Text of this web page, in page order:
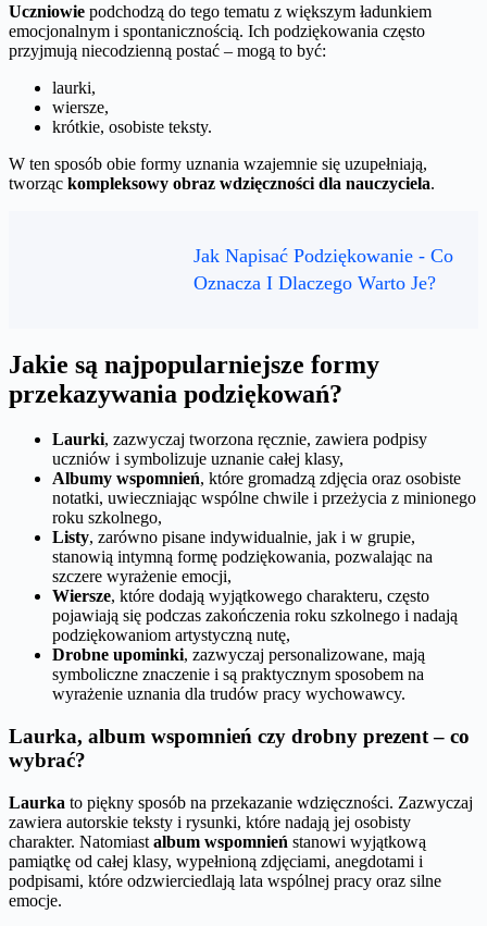
Uczniowie podchodzą do tego tematu z większym ładunkiem
emocjonalnym i spontanicznością. Ich podziękowania często
przyjmują niecodzienną postać – mogą to być:
laurki,
wiersze,
krótkie, osobiste teksty.
W ten sposób obie formy uznania wzajemnie się uzupełniają,
tworząc kompleksowy obraz wdzięczności dla nauczyciela.
Jak Napisać Podziękowanie - Co
Oznacza I Dlaczego Warto Je?
Jakie są najpopularniejsze formy
przekazywania podziękowań?
Laurki, zazwyczaj tworzona ręcznie, zawiera podpisy
uczniów i symbolizuje uznanie całej klasy,
Albumy wspomnień, które gromadzą zdjęcia oraz osobiste
notatki, uwieczniając wspólne chwile i przeżycia z minionego
roku szkolnego,
Listy, zarówno pisane indywidualnie, jak i w grupie,
stanowią intymną formę podziękowania, pozwalając na
szczere wyrażenie emocji,
Wiersze, które dodają wyjątkowego charakteru, często
pojawiają się podczas zakończenia roku szkolnego i nadają
podziękowaniom artystyczną nutę,
Drobne upominki, zazwyczaj personalizowane, mają
symboliczne znaczenie i są praktycznym sposobem na
wyrażenie uznania dla trudów pracy wychowawcy.
Laurka, album wspomnień czy drobny prezent – co
wybrać?
Laurka to piękny sposób na przekazanie wdzięczności. Zazwyczaj
zawiera autorskie teksty i rysunki, które nadają jej osobisty
charakter. Natomiast album wspomnień stanowi wyjątkową
pamiątkę od całej klasy, wypełnioną zdjęciami, anegdotami i
podpisami, które odzwierciedlają lata wspólnej pracy oraz silne
emocje.